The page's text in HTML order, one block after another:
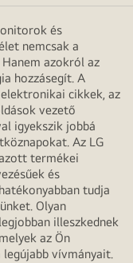
és
nemcsak a
azokról az
hozzásegít. A
cikkek, az
vezető
igyekszik jobbá
Az LG
termékei
és
tudja
Olyan
illeszkednek
az Ön
vívmányait.